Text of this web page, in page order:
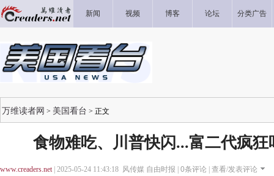
新闻 视频 博客 论坛 分类广告
万维读者网 > 美国看台 > 正文
食物难吃、川普快闪...富二代疯
www.creaders.net| 2025-05-24 11:43:18 风传媒 自由时报 | 0条评论 | 查看/发表评论